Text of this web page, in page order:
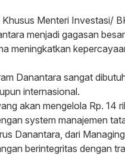
Menteri Investasi/
menjadi gagasan
meningkatkan
Danantara sangat
internasional.
akan mengelola Rp. 14
system manajemen
Danantara, dari
berintegritas dengan